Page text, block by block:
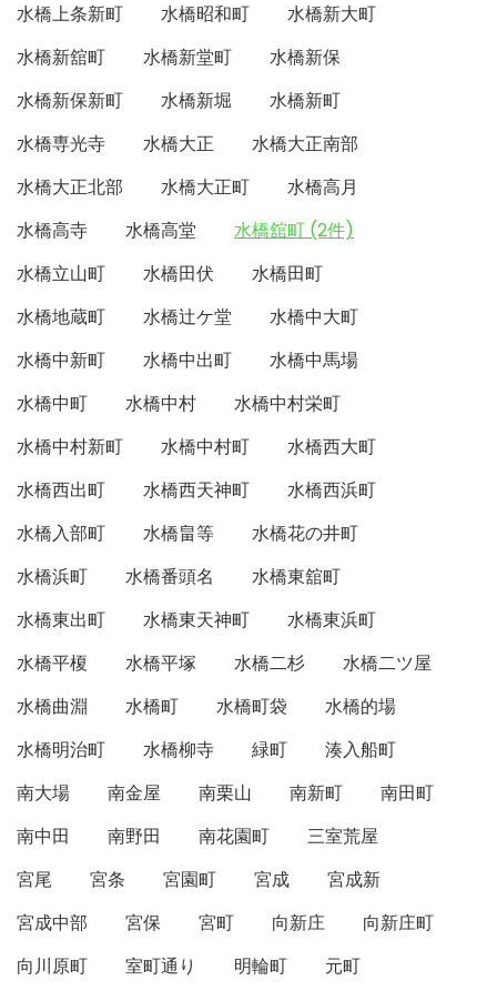
水橋上条新町
水橋昭和町
水橋新大町
水橋新舘町
水橋新堂町
水橋新保
水橋新保新町
水橋新堀
水橋新町
水橋専光寺
水橋大正
水橋大正南部
水橋大正北部
水橋大正町
水橋高月
水橋高寺
水橋高堂
水橋舘町 (2件)
水橋立山町
水橋田伏
水橋田町
水橋地蔵町
水橋辻ケ堂
水橋中大町
水橋中新町
水橋中出町
水橋中馬場
水橋中町
水橋中村
水橋中村栄町
水橋中村新町
水橋中村町
水橋西大町
水橋西出町
水橋西天神町
水橋西浜町
水橋入部町
水橋畠等
水橋花の井町
水橋浜町
水橋番頭名
水橋東舘町
水橋東出町
水橋東天神町
水橋東浜町
水橋平榎
水橋平塚 水橋二杉
水橋二ツ屋
水橋曲淵
水橋町 水橋町袋
水橋的場
水橋明治町
水橋柳寺 緑町
湊入船町
南大場
南金屋 南栗山 南新町
南田町
南中田
南野田 南花園町
三室荒屋
宮尾
宮条 宮園町 宮成
宮成新
宮成中部
宮保 宮町 向新庄
向新庄町
向川原町
室町通り 明輪町 元町